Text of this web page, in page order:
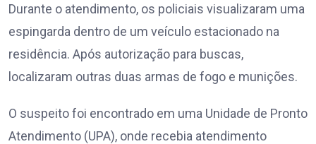
Durante o atendimento, os policiais visualizaram uma
espingarda dentro de um veículo estacionado na
residência. Após autorização para buscas,
localizaram outras duas armas de fogo e munições.
O suspeito foi encontrado em uma Unidade de Pronto
Atendimento (UPA), onde recebia atendimento